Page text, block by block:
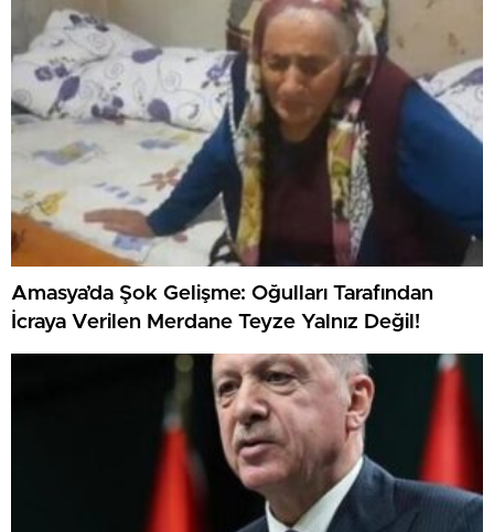
Amasya’da Şok Gelişme: Oğulları Tarafından
İcraya Verilen Merdane Teyze Yalnız Değil!